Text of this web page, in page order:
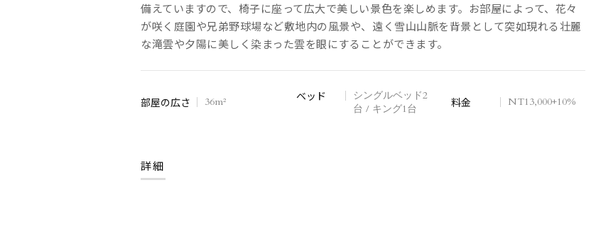
備えていますので、椅子に座って広大で美しい景色を楽しめます。お部屋によって、花々
が咲く庭園や兄弟野球場など敷地内の風景や、遠く雪山山脈を背景として突如現れる壮麗
な滝雲や夕陽に美しく染まった雲を眼にすることができます。
部屋の広さ 36m² ベッド
シングルベッド2
台 / キング1台
料金 NT13,000+10%
詳細
備えていますので、椅子に座って広大で美しい景色を楽しめます。お部屋によって、花々
が咲く庭園や兄弟野球場など敷地内の風景や、遠く雪山山脈を背景として突如現れる壮麗
な滝雲や夕陽に美しく染まった雲を眼にすることができます。
部屋の広さ 36m²
ベッド
ダブルベッド1台
+テントベッド1
料金 NT$14,000+10%
詳細
備えていますので、椅子に座って広大で美しい景色を楽しめます。お部屋によって、花々
が咲く庭園や兄弟野球場など敷地内の風景や、遠く雪山山脈を背景として突如現れる壮麗
な滝雲や夕陽に美しく染まった雲を眼にすることができます。
部屋の広さ 36m² ベッド ダブルベッド2台 料金 NT$16,000+10%